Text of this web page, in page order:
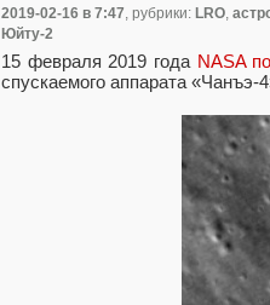
2019-02-16 в 7:47, рубрики: LRO,
Юйту-2
15 февраля 2019 года NASA
спускаемого аппарата